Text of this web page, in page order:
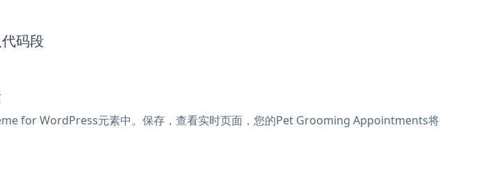
码段
for WordPress元素中。保存，查看实时页面，您的Pet Grooming Appointments将